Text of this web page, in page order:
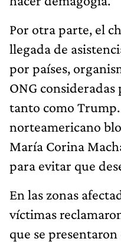
Por otra parte, el
llegada de
por países,
ONG consideradas
tanto como
norteamericano
María Corina
para evitar que
En las zonas
víctimas
que se